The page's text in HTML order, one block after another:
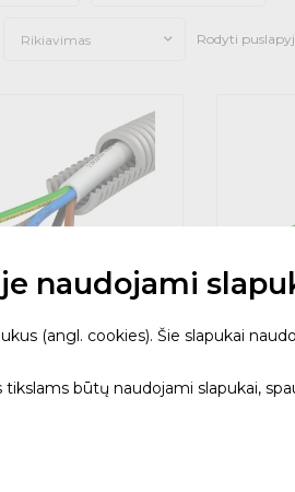
Rikiavimas Rodyti
D16 su kabeliu
naudojami
(angl. cookies). Šie slapukai
būtų naudojami slapukai,